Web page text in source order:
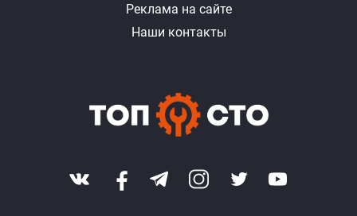
Реклама на сайте
Наши контакты